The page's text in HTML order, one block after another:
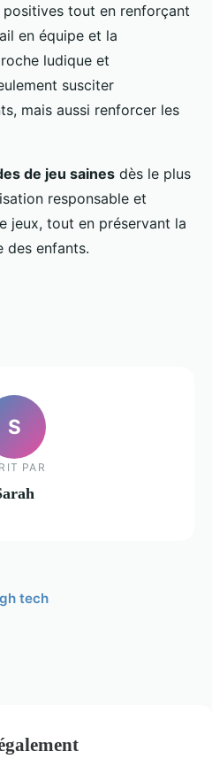
tout en renforçant
en équipe et la
ludique et
susciter
mais aussi renforcer les
de jeu saines dès le plus
responsable et
jeux, tout en préservant la
des enfants.
S
PAR
tech